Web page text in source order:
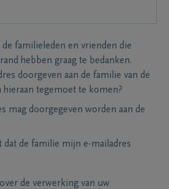
de familieleden en vrienden die
hebben graag te bedanken.
doorgeven aan de familie van de
tegemoet te komen?
mag doorgegeven worden aan de
dat de familie mijn e-mailadres
de verwerking van uw